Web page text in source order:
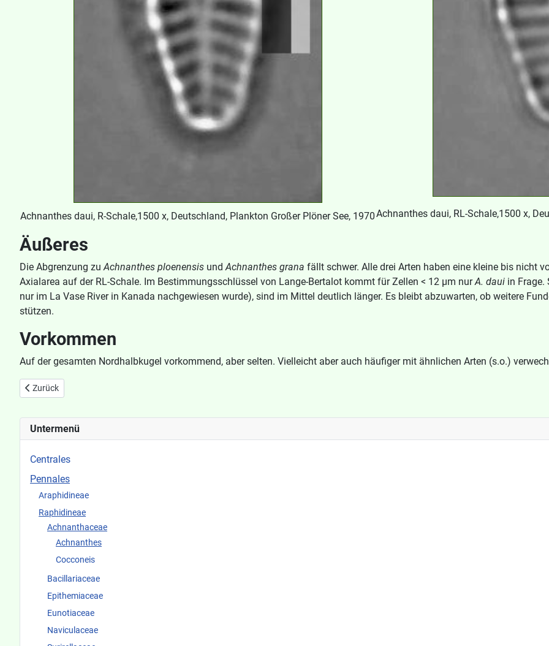
Untermenü
Centrales
Pennales
Araphidineae
Raphidineae
Achnanthaceae
Achnanthes
Cocconeis
Bacillariaceae
Epithemiaceae
Eunotiaceae
Naviculaceae
Achnanthes daui, R-Schale,1500 x, Deutschland, Plankton Großer Plöner See, 1970Achnanthes daui, RL-Schale,1500 x,
Äußeres
Die Abgrenzung zuAchnanthes ploenensis undAchnanthes grana fällt schwer. Alle drei Arten haben eine kleine bis nicht
Axialarea auf der RL-Schale. Im Bestimmungsschlüssel von Lange-Bertalot kommt für Zellen < 12 μm nurA. daui in
nur im La Vase River in Kanada nachgewiesen wurde), sind im Mittel deutlich länger. Es bleibt abzuwarten, ob weitere
stützen.
Vorkommen
Auf der gesamten Nordhalbkugel vorkommend, aber selten. Vielleicht aber auch häufiger mit ähnlichen Arten (s.o.)
Vorheriger Beitrag: Achnanthes conspicua
Zurück